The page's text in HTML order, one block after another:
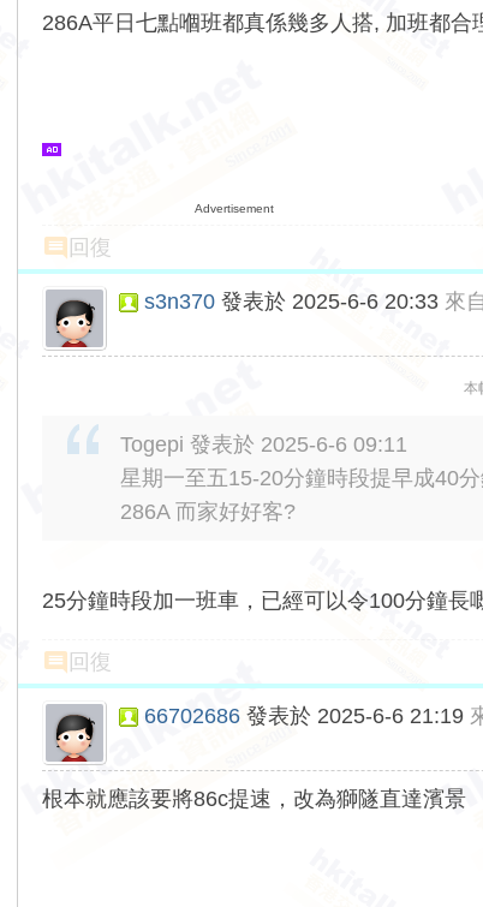
286A平日七點嗰班都真係幾多人搭, 加班都合
Advertisement
回復
s3n370 發表於 2025-6-6 20:33 來
本
Togepi 發表於 2025-6-6 09:11
星期一至五15-20分鐘時段提早成40
286A 而家好好客?
25分鐘時段加一班車，已經可以令100分鐘長
回復
66702686 發表於 2025-6-6 21:19
根本就應該要將86c提速，改為獅隧直達濱景